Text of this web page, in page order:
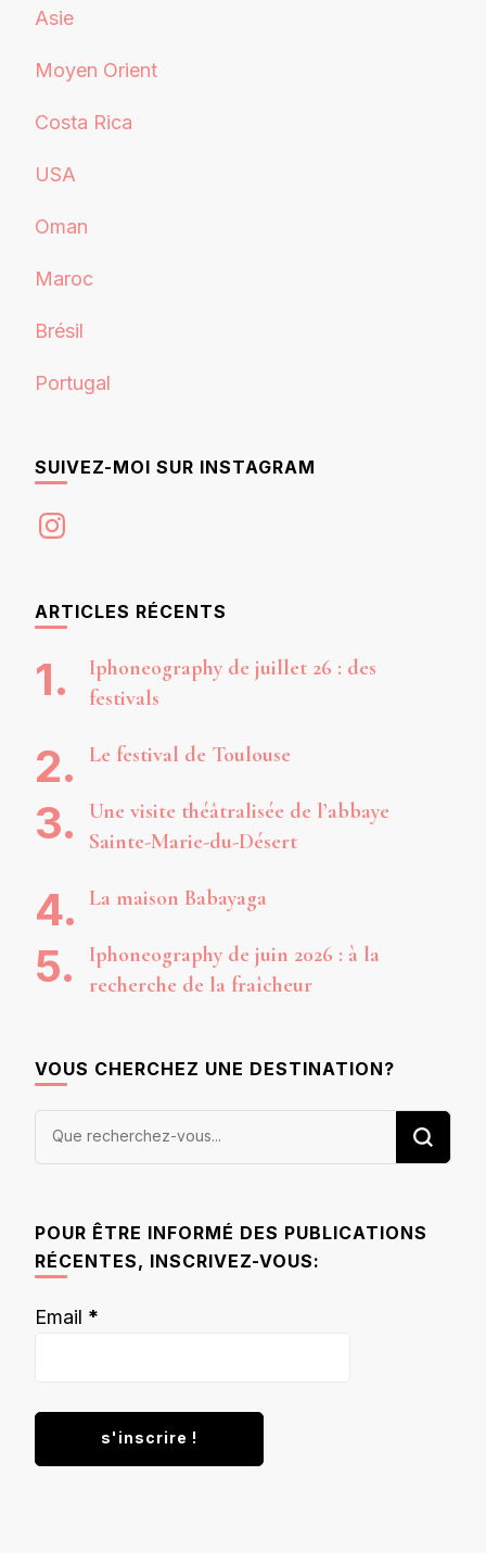
Asie
Moyen Orient
Costa Rica
USA
Oman
Maroc
Brésil
Portugal
SUIVEZ-MOI SUR INSTAGRAM
Instagram
ARTICLES RÉCENTS
Iphoneography de juillet 26 : des
festivals
Le festival de Toulouse
Une visite théâtralisée de l’abbaye
Sainte-Marie-du-Désert
La maison Babayaga
Iphoneography de juin 2026 : à la
recherche de la fraîcheur
VOUS CHERCHEZ UNE DESTINATION?
Vous
POUR ÊTRE INFORMÉ DES PUBLICATIONS
RÉCENTES, INSCRIVEZ-VOUS:
Email *